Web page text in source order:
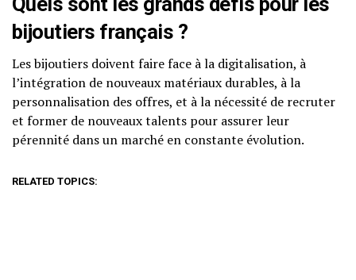
bijoutiers français ?
Les bijoutiers doivent faire face à la digitalisation, à
l’intégration de nouveaux matériaux durables, à la
personnalisation des offres, et à la nécessité de recruter
et former de nouveaux talents pour assurer leur
pérennité dans un marché en constante évolution.
RELATED TOPICS: